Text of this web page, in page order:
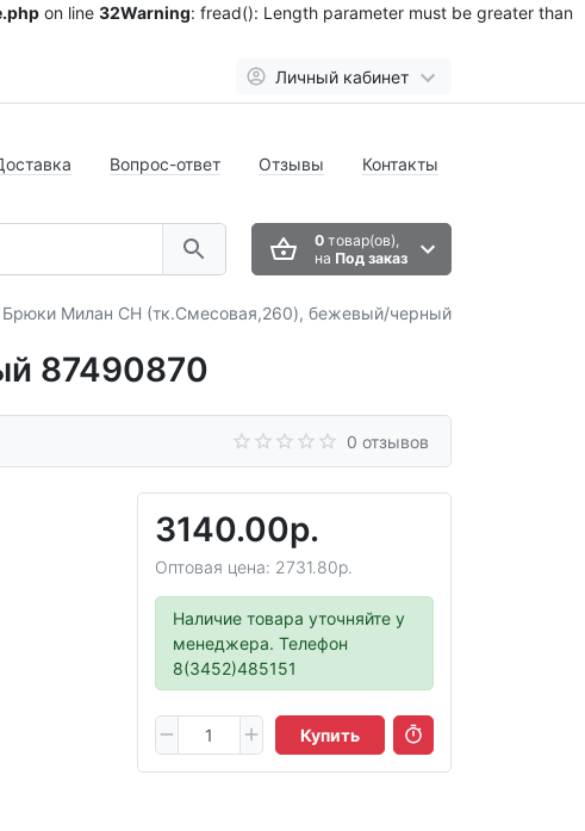
on line 32Warning: fread(): Length parameter must be greater than
Личный кабинет
Вопрос-ответ Отзывы Контакты
0товар(ов),
на Под заказ
Брюки Милан CH (тк.Смесовая,260), бежевый/черный
87490870
0 отзывов
3140.00р.
Оптовая цена: 2731.80р.
Наличие товара уточняйте у
менеджера. Телефон
8(3452)485151
Купить